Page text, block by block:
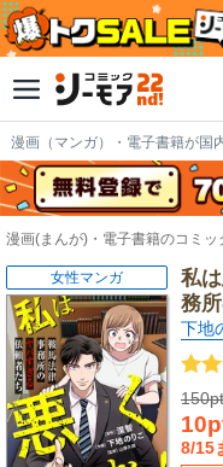
漫画（マンガ）・電子書籍が国
漫画(まんが)・電子書籍のコミッ
私
務
下地
8/15
女性マンガ